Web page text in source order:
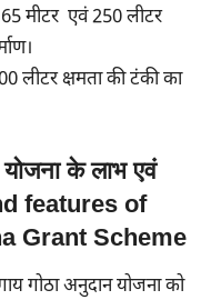
मीटर एवं 250 लीटर
लीटर क्षमता की टंकी का
योजना के लाभ एवं
features of
Grant Scheme
गाय गोठा अनुदान योजना को